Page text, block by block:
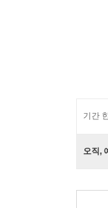
기간
오직,